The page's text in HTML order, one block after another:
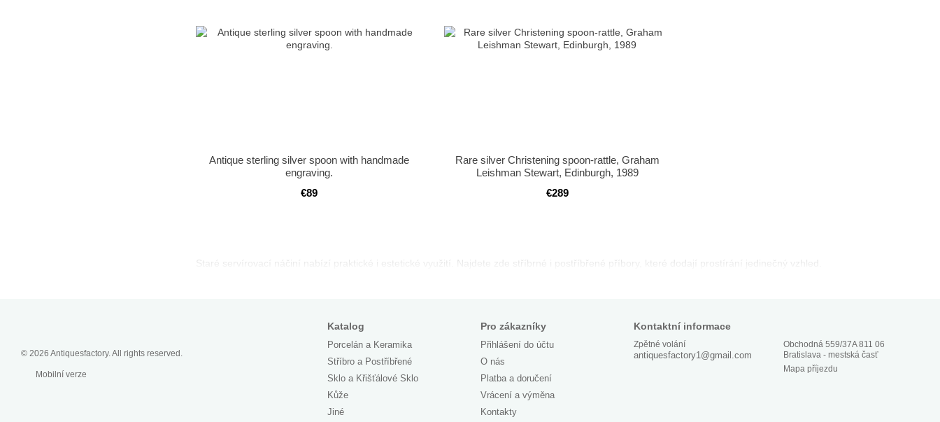
Staré servírovací náčiní nabízí praktické i estetické využití. Najdete zde stříbrné i postříbřené příbory, které dodají prostírání jedinečný vzhled.
Antique sterling silver spoon with handmade
engraving.
€89
Rare silver Christening spoon-rattle, Graham
Leishman Stewart, Edinburgh, 1989
€289
© 2026 Antiquesfactory. All rights reserved.
Mobilní verze
Katalog
Porcelán a Keramika
Stříbro a Postříbřené
Sklo a Křišťálové Sklo
Kůže
Jiné
Pro zákazníky
Přihlášení do účtu
O nás
Platba a doručení
Vrácení a výměna
Kontakty
Kontaktní informace
Zpětné volání
antiquesfactory1@gmail.com
Obchodná 559/37A 811 06
Bratislava - mestská časť
Mapa příjezdu